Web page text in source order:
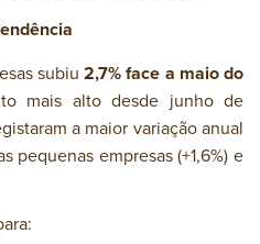
subiu2,7% face a maio do
mais alto desde junho de
a maior variação anual
pequenas empresas (+1,6%) e